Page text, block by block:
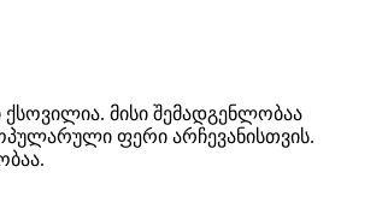
მისი შემადგენლობაა
ფერი არჩევანისთვის.